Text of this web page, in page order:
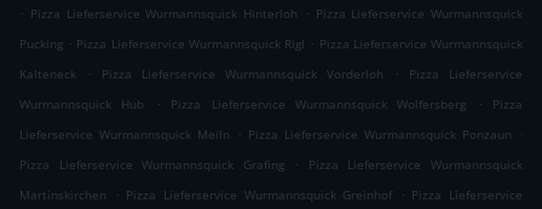
. Pizza Lieferservice Wurmannsquick Hinterloh . Pizza Lieferservice Wurmannsquick
Pucking . Pizza Lieferservice Wurmannsquick Rigl . Pizza Lieferservice Wurmannsquick
Kalteneck
. Pizza Lieferservice Wurmannsquick Vorderloh .
Pizza Lieferservice
Wurmannsquick Hub
. Pizza Lieferservice Wurmannsquick Wolfersberg .
Pizza
Lieferservice Wurmannsquick Meiln
. Pizza Lieferservice Wurmannsquick Ponzaun
.
Pizza Lieferservice Wurmannsquick Grafing
.
Pizza Lieferservice Wurmannsquick
Martinskirchen
. Pizza Lieferservice Wurmannsquick Greinhof . Pizza Lieferservice